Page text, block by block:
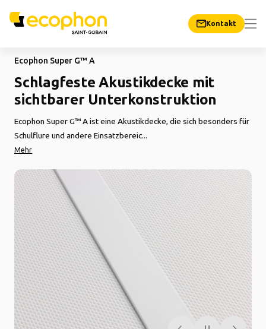
Kontakt
Ecophon Super G™ A
Schlagfeste Akustikdecke mit
sichtbarer Unterkonstruktion
Ecophon Super G™ A ist eine Akustikdecke, die sich besonders für
Schulflure und andere Einsatzbereic...
Mehr